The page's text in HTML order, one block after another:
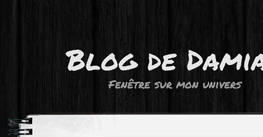
Blog de
Fenêtre sur mon univers